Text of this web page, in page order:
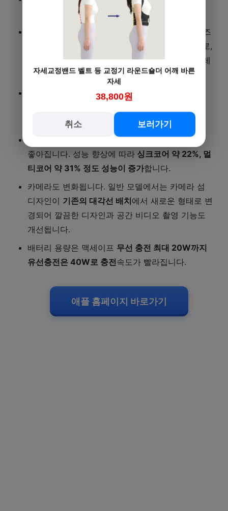
데저트 티타늄 색이 추가
됩니다.
프로 모델에서는 베젤이 더 얇아지고 스크린사이즈
가 더 커집니다. 기본모델은 6.1인치에서 6.3인치로,
프로모델은6.7인치에서 6.9인치로 커져 디스플레
이 면적을 최대로 활용할 수 있게 됩니다.
애플 인텔리전스 기능을 모든 아이폰에서 사용할
되면서 멀티태스킹 성능이
좋아집니다. 성능 향상에 따라 싱크코어 약 22%, 멀
티코어 약 31% 정도 성능이 증가합니다.
카메라도 변화됩니다. 일반 모델에서는 카메라 섬
디자인이 기존의 대각선 배치에서 새로운 형태로 변
경되어 깔끔한 디자인과 공간 비디오 촬영 기능도
개선됩니다.
배터리 용량은 맥세이프 무선 충전 최대 20W까지
유선충전은 40W로 충전속도가 빨라집니다.
애플 홈페이지 바로가기
자세교정밴드 벨트 등 교정기 라운드숄더 어깨 바른
자세
38,800원
취소 보러가기